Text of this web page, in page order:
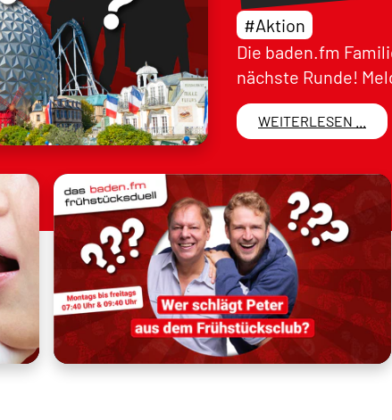
#Aktion
Die baden.fm
nächste Runde!
WEITERLESEN ...